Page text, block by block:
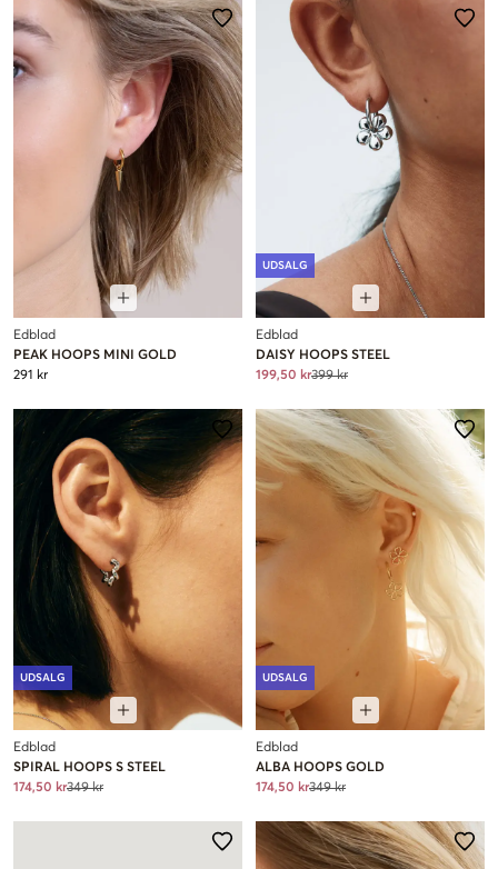
Edblad
PEAK HOOPS MINI GOLD
291 kr
UDSALG
Edblad
DAISY HOOPS STEEL
199,50 kr399 kr
UDSALG
Edblad
SPIRAL HOOPS S STEEL
174,50 kr349 kr
UDSALG
Edblad
ALBA HOOPS GOLD
174,50 kr349 kr